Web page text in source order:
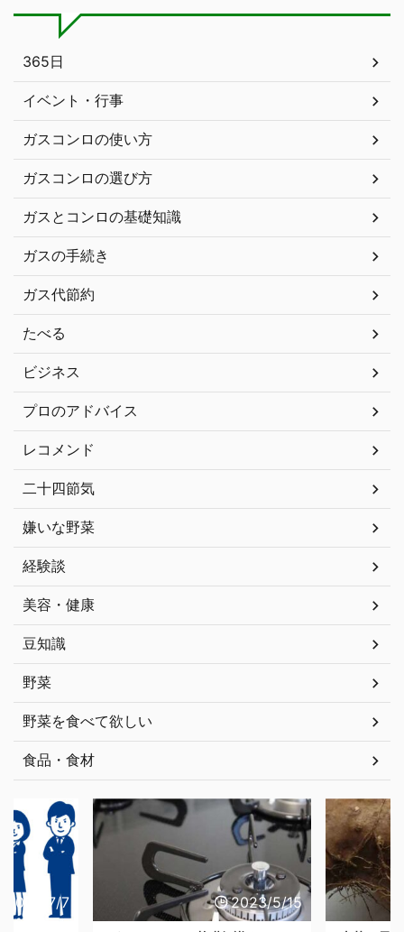
365日
イベント・行事
ガスコンロの使い方
ガスコンロの選び方
ガスとコンロの基礎知識
ガスの手続き
ガス代節約
たべる
ビジネス
プロのアドバイス
レコメンド
二十四節気
嫌いな野菜
経験談
美容・健康
豆知識
野菜
野菜を食べて欲しい
食品・食材
2023/5/15